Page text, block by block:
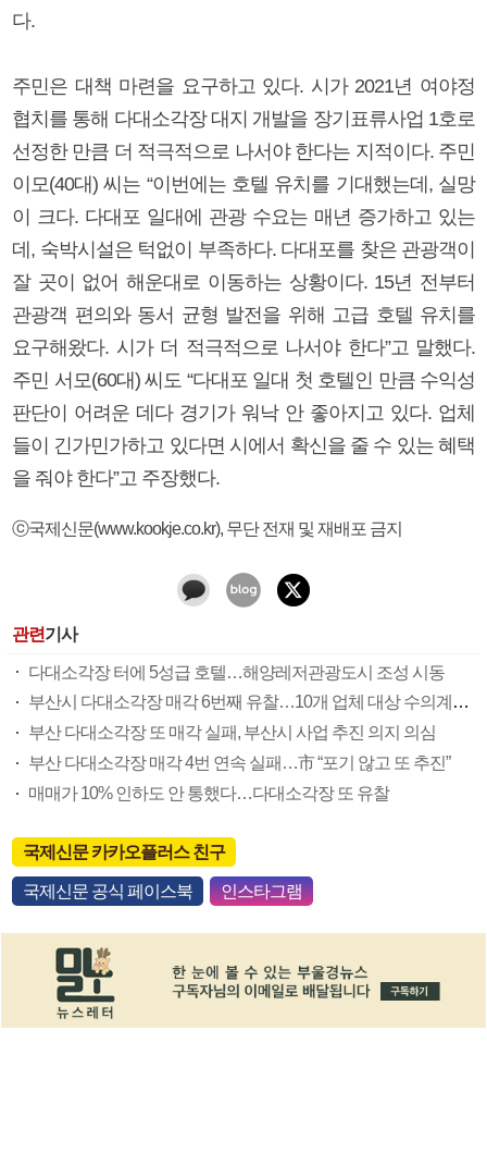
다.
주민은 대책 마련을 요구하고 있다. 시가 2021년 여야정
협치를 통해 다대소각장 대지 개발을 장기표류사업 1호로
선정한 만큼 더 적극적으로 나서야 한다는 지적이다. 주민
이모(40대) 씨는 “이번에는 호텔 유치를 기대했는데, 실망
이 크다. 다대포 일대에 관광 수요는 매년 증가하고 있는
데, 숙박시설은 턱없이 부족하다. 다대포를 찾은 관광객이
잘 곳이 없어 해운대로 이동하는 상황이다. 15년 전부터
관광객 편의와 동서 균형 발전을 위해 고급 호텔 유치를
요구해왔다. 시가 더 적극적으로 나서야 한다”고 말했다.
주민 서모(60대) 씨도 “다대포 일대 첫 호텔인 만큼 수익성
판단이 어려운 데다 경기가 워낙 안 좋아지고 있다. 업체
들이 긴가민가하고 있다면 시에서 확신을 줄 수 있는 혜택
을 줘야 한다”고 주장했다.
ⓒ국제신문(www.kookje.co.kr), 무단 전재 및 재배포 금지
관련기사
다대소각장 터에 5성급 호텔…해양레저관광도시 조성 시동
부산시 다대소각장 매각 6번째 유찰…10개 업체 대상 수의계약 추진
부산 다대소각장 또 매각 실패, 부산시 사업 추진 의지 의심
부산 다대소각장 매각 4번 연속 실패…市 “포기 않고 또 추진”
매매가 10% 인하도 안 통했다…다대소각장 또 유찰
국제신문 카카오플러스 친구
국제신문 공식 페이스북 인스타그램